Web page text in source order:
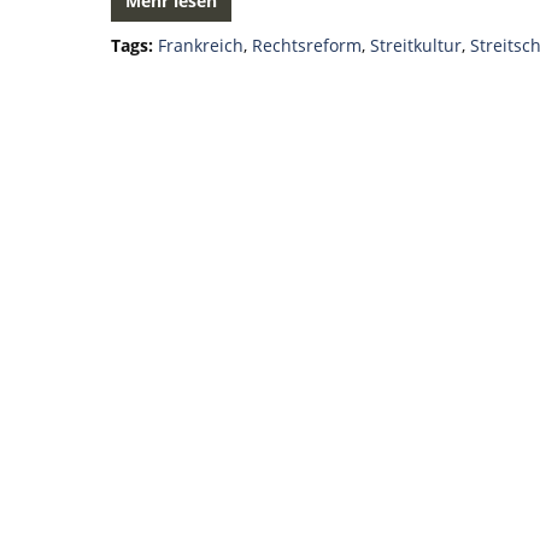
Tags: Frankreich, Rechtsreform, Streitkultur,